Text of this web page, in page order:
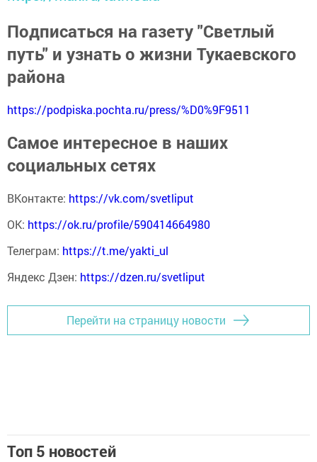
Подписаться на газету "Светлый
путь" и узнать о жизни Тукаевского
района
https://podpiska.pochta.ru/press/%D0%9F9511
Самое интересное в наших
социальных сетях
ВКонтакте: https://vk.com/svetliput
ОК: https://ok.ru/profile/590414664980
Телеграм: https://t.me/yakti_ul
Яндекс Дзен: https://dzen.ru/svetliput
Перейти на страницу новости
Топ 5 новостей